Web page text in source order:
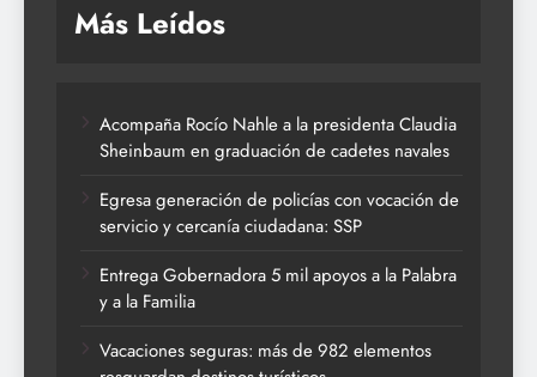
Más Leídos
Acompaña Rocío Nahle a la presidenta Claudia
Sheinbaum en graduación de cadetes navales
Egresa generación de policías con vocación de
servicio y cercanía ciudadana: SSP
Entrega Gobernadora 5 mil apoyos a la Palabra
y a la Familia
Vacaciones seguras: más de 982 elementos